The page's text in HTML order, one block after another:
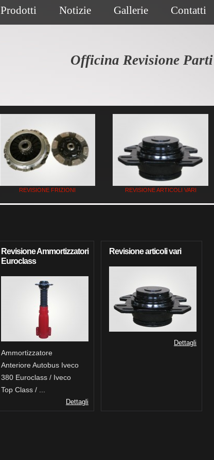
Prodotti Notizie Gallerie Contatti
Officina Revisione
REVISIONE FRIZIONI REVISIONE ARTICOLI VARI
Revisione Ammortizzatori
Euroclass
Ammortizzatore
Anteriore Autobus Iveco
380 Euroclass / Iveco
Top Class / ...
Dettagli
Revisione articoli vari
Dettagli